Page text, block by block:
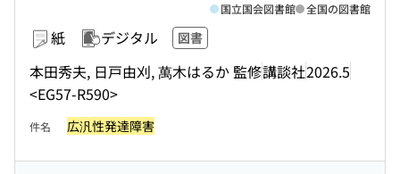
紙 デジタル 図書
本田秀夫, 日戸由刈, 萬木はるか 監修講談社2026.5
<EG57-R590>
国立国会図書館 全国の図書館
件名 広汎性発達障害